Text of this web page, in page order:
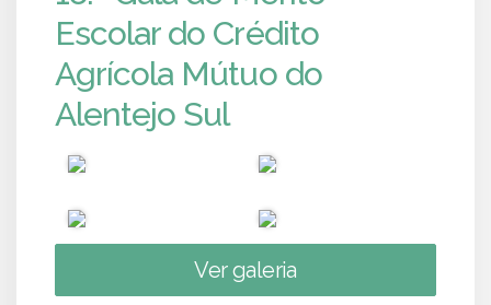
Escolar do Crédito
Agrícola Mútuo do
Alentejo Sul
Ver galeria